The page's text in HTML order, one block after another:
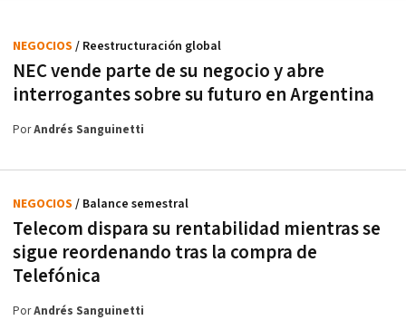
NEC vende parte de su negocio y abre
interrogantes sobre su futuro en Argentina
NEGOCIOS / Reestructuración global
PorAndrés Sanguinetti
Telecom dispara su rentabilidad mientras se
sigue reordenando tras la compra de
Telefónica
NEGOCIOS / Balance semestral
PorAndrés Sanguinetti